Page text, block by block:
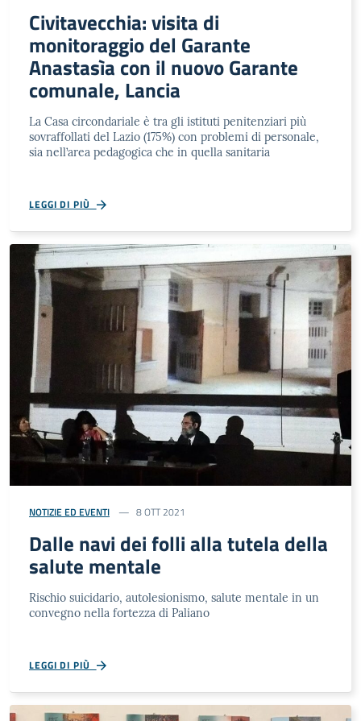
Civitavecchia: visita di
monitoraggio del Garante
Anastasìa con il nuovo Garante
comunale, Lancia
La Casa circondariale è tra gli istituti penitenziari più
sovraffollati del Lazio (175%) con problemi di personale,
sia nell’area pedagogica che in quella sanitaria
LEGGI DI PIÙ
NOTIZIE ED EVENTI 8 OTT 2021
Dalle navi dei folli alla tutela della
salute mentale
Rischio suicidario, autolesionismo, salute mentale in un
convegno nella fortezza di Paliano
LEGGI DI PIÙ